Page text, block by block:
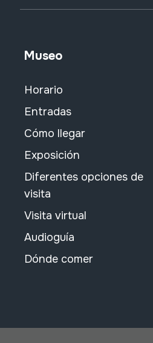
Museo
Horario
Entradas
Cómo llegar
Exposición
Diferentes opciones de
visita
Visita virtual
Audioguía
Dónde comer